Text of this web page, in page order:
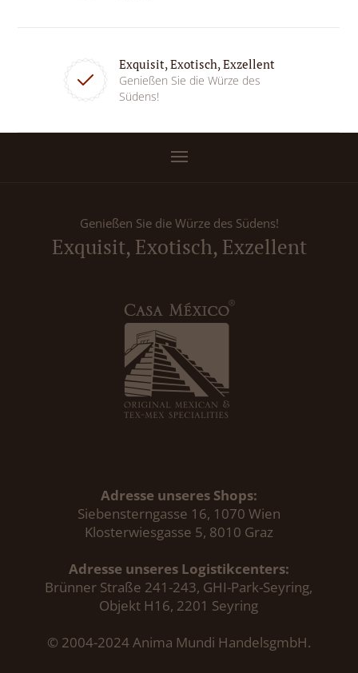
Exquisit, Exotisch, Exzellent
Genießen Sie die Würze des
Südens!
Genießen Sie die Würze des Südens!
Exquisit, Exotisch, Exzellent
Adresse unseres Shops:
Siebensterngasse 16, 1070 Wien
Klosterwiesgasse 5, 8010 Graz
Adresse unseres Logistikcenters:
Brünner Straße 241-243, GHI-Park-Seyring,
Objekt H16, 2201 Seyring
© 2004-2024 Anima Mundi HandelsgmbH.